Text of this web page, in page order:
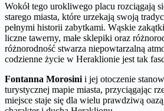
Wokół tego urokliwego placu rozciągają
starego miasta, które urzekają swoją
pełnymi historii zabytkami. Wąskie
liczne tawerny, małe sklepiki oraz
różnorodność stwarza niepowtarzalną
codzienne życie w Heraklionie jest tak
Fontanna Morosini i jej otoczenie
turystycznej mapie miasta, przyciągając
miejsce staje się dla wielu prawdziwą